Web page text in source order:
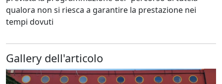
qualora non si riesca a garantire la prestazione nei
tempi dovuti
Gallery dell'articolo